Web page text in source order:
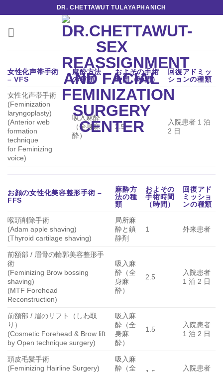
content
DR. CHETTAWUT TULAYAPHANICH
女性化声帯手術
– VFS
麻酔方法
の種類
およその手術
時間（時間）
回復アドミッ
ションの種類
女性化声帯手術
(Feminization
laryngoplasty)
(Anterior web
formation
technique
for Feminizing
voice)
吸入麻酔
（全身麻
酔）
2.5
入院患者 1 泊
2 日
お顔の女性化美容整形手術 –
FFS
麻酔方
法の種
類
およその
手術時間
（時間）
回復アド
ミッショ
ンの種類
喉頭削除手術
(Adam apple shaving)
(Thyroid cartilage shaving)
局所麻
酔と鎮
静剤
1 外来患者
前額部 / 眉骨の輪郭美容整形手
術
(Feminizing Brow bossing
shaving)
(MTF Forehead
Reconstruction)
吸入麻
酔（全
身麻
酔）
2.5
入院患者
1 泊 2 日
前額部 / 眉のリフト（しわ取
り）
(Cosmetic Forehead & Brow lift
by Open technique surgery)
吸入麻
酔（全
身麻
酔）
1.5
入院患者
1 泊 2 日
頭皮毛髪手術
(Feminizing Hairline Surgery)
吸入麻
酔（全
入院患者